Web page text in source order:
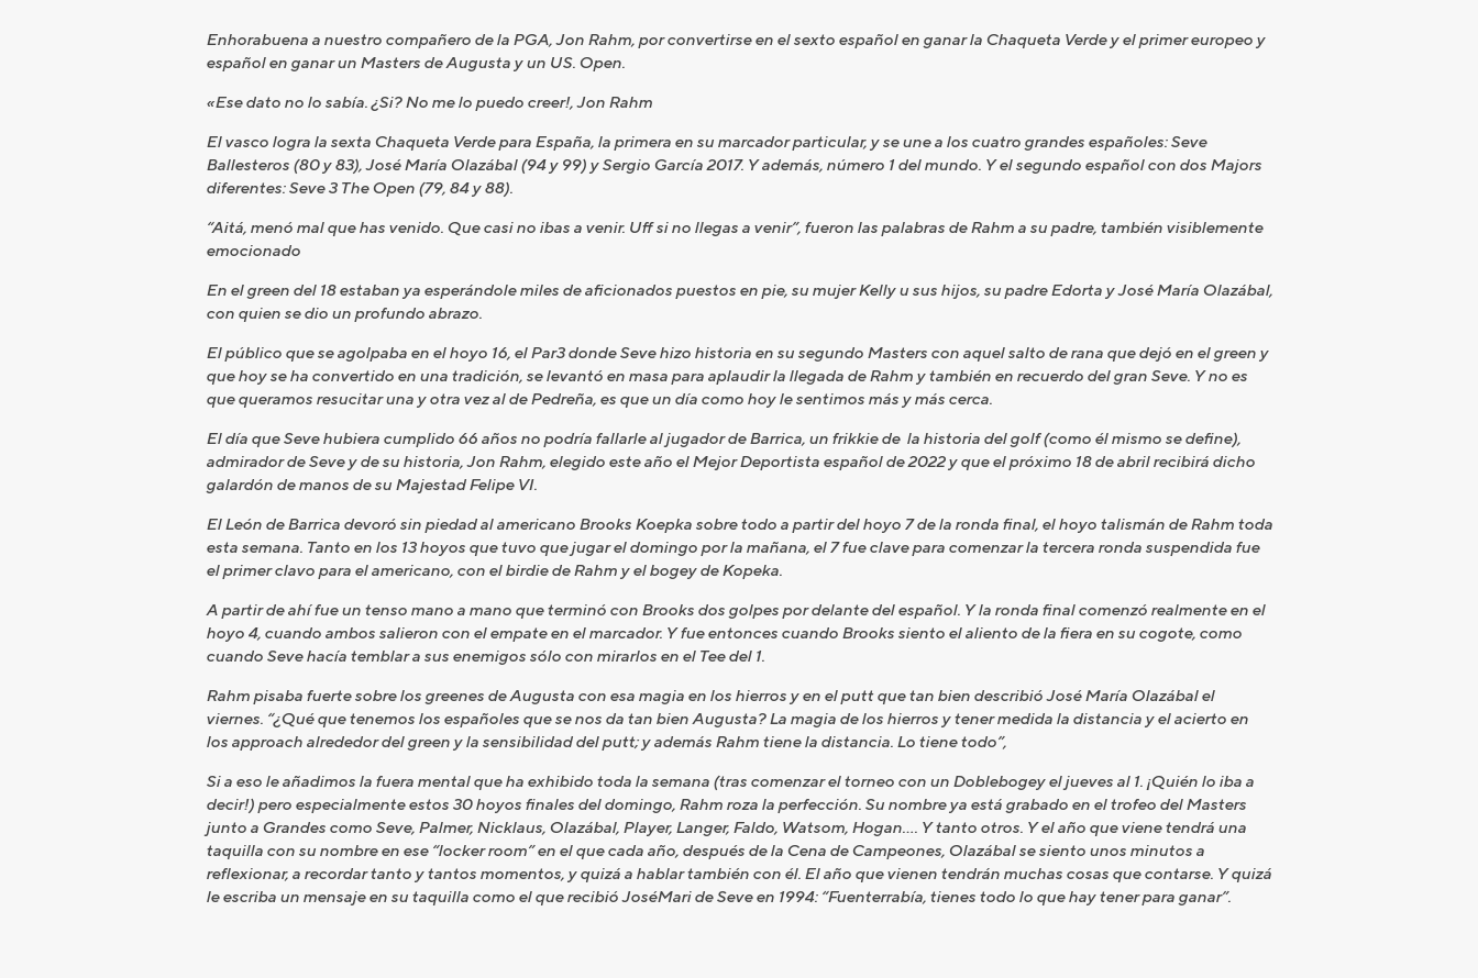
Enhorabuena a nuestro compañero de la PGA, Jon Rahm, por convertirse en el sexto español en ganar la Chaqueta Verde y el primer europeo y
español en ganar un Masters de Augusta y un US. Open.
«Ese dato no lo sabía. ¿Si? No me lo puedo creer!, Jon Rahm
El vasco logra la sexta Chaqueta Verde para España, la primera en su marcador particular, y se une a los cuatro grandes españoles: Seve
Ballesteros (80 y 83), José María Olazábal (94 y 99) y Sergio García 2017. Y además, número 1 del mundo. Y el segundo español con dos Majors
diferentes: Seve 3 The Open (79, 84 y 88).
“Aitá, menó mal que has venido. Que casi no ibas a venir. Uff si no llegas a venir”, fueron las palabras de Rahm a su padre, también visiblemente
emocionado
En el green del 18 estaban ya esperándole miles de aficionados puestos en pie, su mujer Kelly u sus hijos, su padre Edorta y José María Olazábal,
con quien se dio un profundo abrazo.
El público que se agolpaba en el hoyo 16, el Par3 donde Seve hizo historia en su segundo Masters con aquel salto de rana que dejó en el green y
que hoy se ha convertido en una tradición, se levantó en masa para aplaudir la llegada de Rahm y también en recuerdo del gran Seve. Y no es
que queramos resucitar una y otra vez al de Pedreña, es que un día como hoy le sentimos más y más cerca.
El día que Seve hubiera cumplido 66 años no podría fallarle al jugador de Barrica, un frikkie de la historia del golf (como él mismo se define),
admirador de Seve y de su historia, Jon Rahm, elegido este año el Mejor Deportista español de 2022 y que el próximo 18 de abril recibirá dicho
galardón de manos de su Majestad Felipe VI.
El León de Barrica devoró sin piedad al americano Brooks Koepka sobre todo a partir del hoyo 7 de la ronda final, el hoyo talismán de Rahm toda
esta semana. Tanto en los 13 hoyos que tuvo que jugar el domingo por la mañana, el 7 fue clave para comenzar la tercera ronda suspendida fue
el primer clavo para el americano, con el birdie de Rahm y el bogey de Kopeka.
A partir de ahí fue un tenso mano a mano que terminó con Brooks dos golpes por delante del español. Y la ronda final comenzó realmente en el
hoyo 4, cuando ambos salieron con el empate en el marcador. Y fue entonces cuando Brooks siento el aliento de la fiera en su cogote, como
cuando Seve hacía temblar a sus enemigos sólo con mirarlos en el Tee del 1.
Rahm pisaba fuerte sobre los greenes de Augusta con esa magia en los hierros y en el putt que tan bien describió José María Olazábal el
viernes. “¿Qué que tenemos los españoles que se nos da tan bien Augusta? La magia de los hierros y tener medida la distancia y el acierto en
los approach alrededor del green y la sensibilidad del putt; y además Rahm tiene la distancia. Lo tiene todo”,
Si a eso le añadimos la fuera mental que ha exhibido toda la semana (tras comenzar el torneo con un Doblebogey el jueves al 1. ¡Quién lo iba a
decir!) pero especialmente estos 30 hoyos finales del domingo, Rahm roza la perfección. Su nombre ya está grabado en el trofeo del Masters
junto a Grandes como Seve, Palmer, Nicklaus, Olazábal, Player, Langer, Faldo, Watsom, Hogan…. Y tanto otros. Y el año que viene tendrá una
taquilla con su nombre en ese “locker room” en el que cada año, después de la Cena de Campeones, Olazábal se siento unos minutos a
reflexionar, a recordar tanto y tantos momentos, y quizá a hablar también con él. El año que vienen tendrán muchas cosas que contarse. Y quizá
le escriba un mensaje en su taquilla como el que recibió JoséMari de Seve en 1994: “Fuenterrabía, tienes todo lo que hay tener para ganar”.